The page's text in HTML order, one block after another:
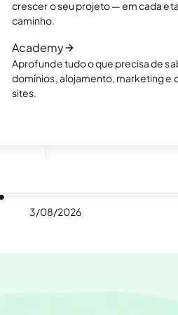
crescer o seu projeto — em cada
caminho.
Academy
Aprofunde tudo o que precisa de
domínios, alojamento, marketing e
sites.
Escolha como quer
Como funciona a
Leia o artigo
3/08/2026